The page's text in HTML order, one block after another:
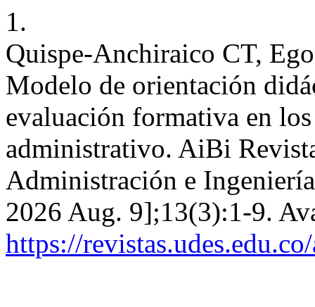
1.
Quispe-Anchiraico CT,
Modelo de orientación
evaluación formativa en
administrativo. AiBi
Administración e
2026 Aug. 9];13(3):1-9.
https://